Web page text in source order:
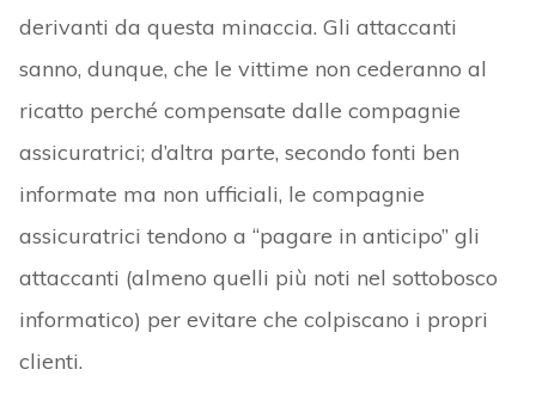
derivanti da questa minaccia. Gli attaccanti
sanno, dunque, che le vittime non cederanno al
ricatto perché compensate dalle compagnie
assicuratrici; d’altra parte, secondo fonti ben
informate ma non ufficiali, le compagnie
assicuratrici tendono a “pagare in anticipo” gli
attaccanti (almeno quelli più noti nel sottobosco
informatico) per evitare che colpiscano i propri
clienti.